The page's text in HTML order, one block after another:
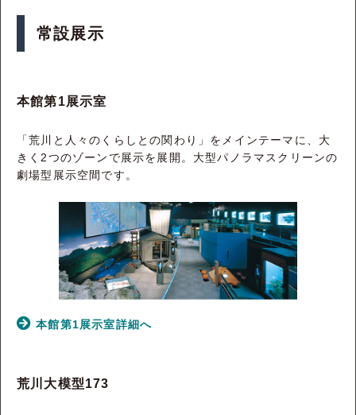
常設展示
本館第1展示室
「荒川と人々のくらしとの関わり」をメインテーマに、大
きく2つのゾーンで展示を展開。大型パノラマスクリーンの
劇場型展示空間です。
本館第1展示室詳細へ
荒川大模型173